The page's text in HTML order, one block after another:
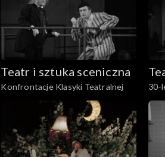
Teatr i sztuka sceniczna
Konfrontacje Klasyki Teatralnej 30-